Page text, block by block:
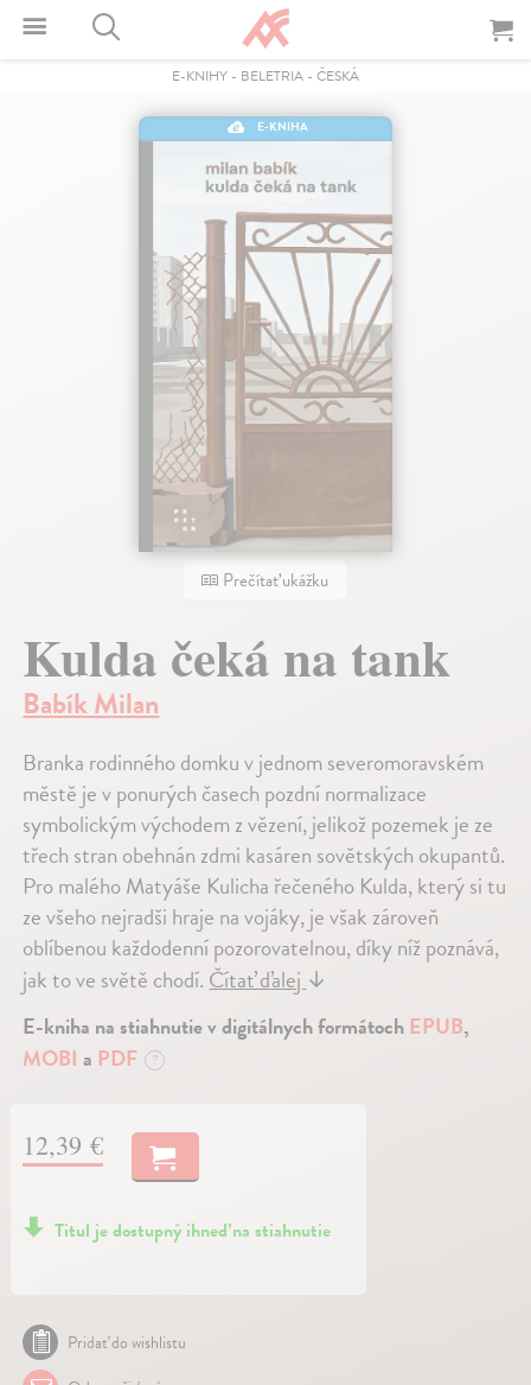
E-KNIHY - BELETRIA - ČESKÁ
E-KNIHA
Prečítať ukážku
Kulda čeká na tank
Babík Milan
Branka rodinného domku v jednom severomoravském
městě je v ponurých časech pozdní normalizace
symbolickým východem z vězení, jelikož pozemek je ze
třech stran obehnán zdmi kasáren sovětských okupantů.
Pro malého Matyáše Kulicha řečeného Kulda, který si tu
ze všeho nejradši hraje na vojáky, je však zároveň
oblíbenou každodenní pozorovatelnou, díky níž poznává,
jak to ve světě chodí. Čítať ďalej ↓
E-kniha na stiahnutie v digitálnych formátoch EPUB,
MOBI a PDF ?
12,39 €
Titul je dostupný ihneď na stiahnutie
Pridať do wishlistu